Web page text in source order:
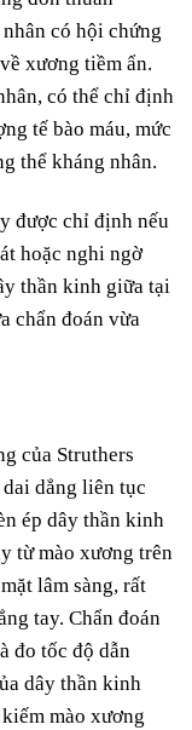
có hội chứng
xương tiềm ẩn.
có thể chỉ định
tế bào máu, mức
thể kháng nhân.
được chỉ định nếu
hoặc nghi ngờ
thần kinh giữa tại
chẩn đoán vừa
của Struthers
dẳng liên tục
ép dây thần kinh
từ mào xương trên
lâm sàng, rất
tay. Chẩn đoán
đo tốc độ dẫn
dây thần kinh
mào xương